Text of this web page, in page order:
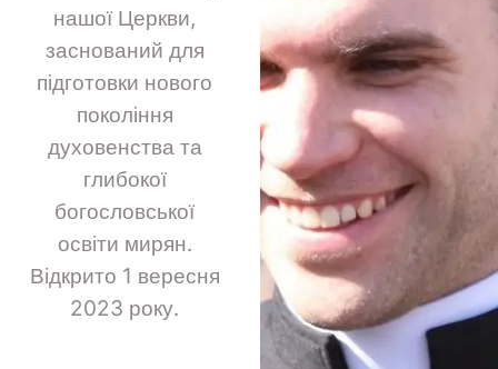
нашої Церкви,
заснований для
підготовки нового
покоління
духовенства та
глибокої
богословської
освіти мирян.
Відкрито 1 вересня
2023 року.